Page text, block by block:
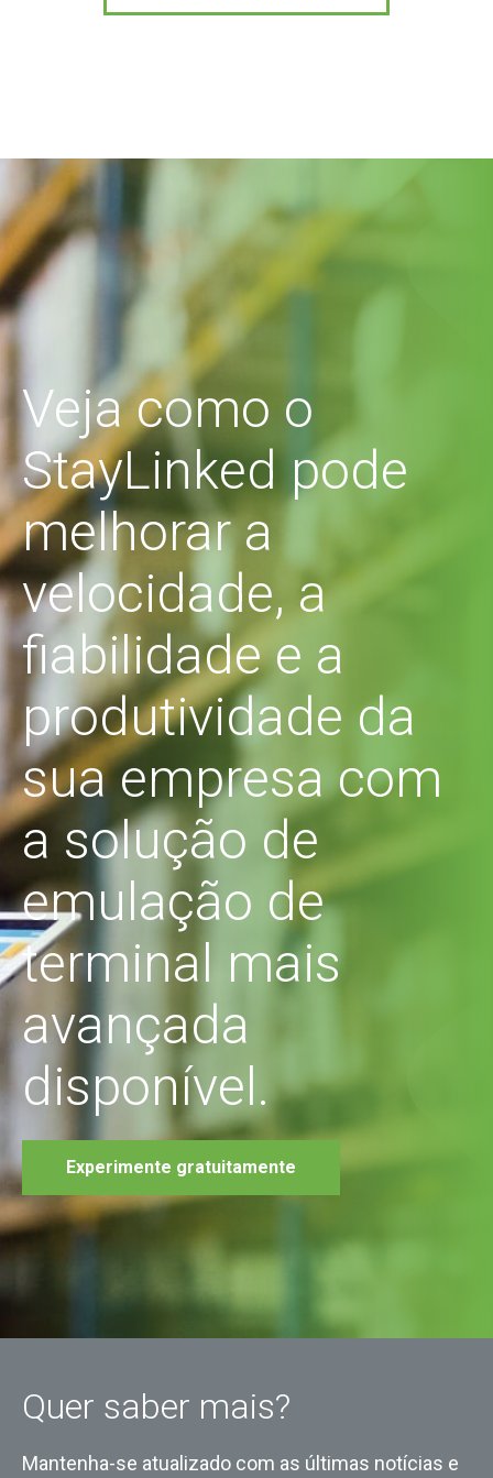
Veja como o
StayLinked pode
melhorar a
velocidade, a
fiabilidade e a
produtividade da
sua empresa com
a solução de
emulação de
terminal mais
avançada
disponível.
Experimente gratuitamente
Quer saber mais?
Mantenha-se atualizado com as últimas notícias e